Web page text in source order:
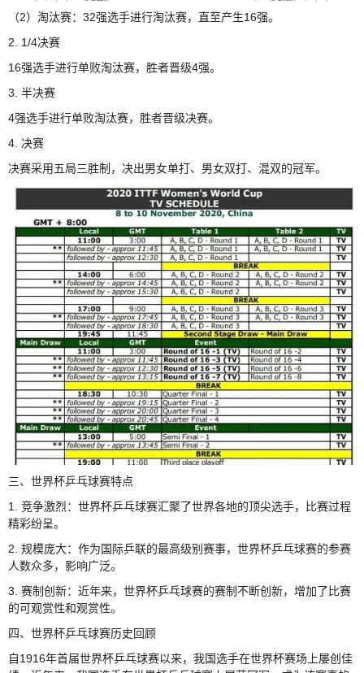
（2）淘汰赛：32强选手进行淘汰赛，直至产生16强。
2. 1/4决赛
16强选手进行单败淘汰赛，胜者晋级4强。
3. 半决赛
4强选手进行单败淘汰赛，胜者晋级决赛。
4. 决赛
决赛采用五局三胜制，决出男女单打、男女双打、混双的冠军。
三、世界杯乒乓球赛特点
1. 竞争激烈：世界杯乒乓球赛汇聚了世界各地的顶尖选手，比赛过程
精彩纷呈。
2. 规模庞大：作为国际乒联的最高级别赛事，世界杯乒乓球赛的参赛
人数众多，影响广泛。
3. 赛制创新：近年来，世界杯乒乓球赛的赛制不断创新，增加了比赛
的可观赏性和观赏性。
四、世界杯乒乓球赛历史回顾
自1916年首届世界杯乒乓球赛以来，我国选手在世界杯赛场上屡创佳